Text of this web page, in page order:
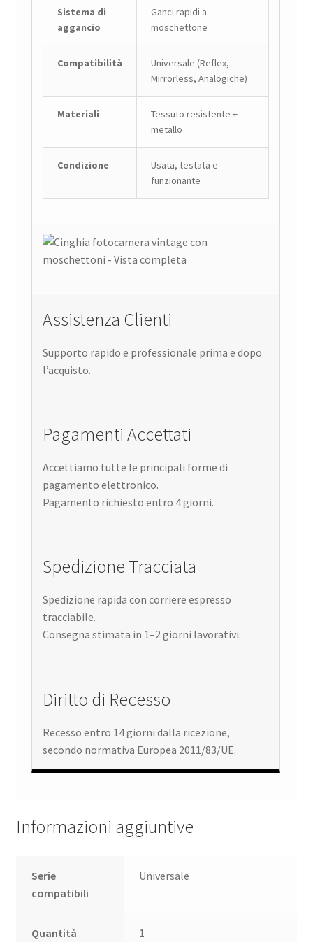
Sistema di
aggancio
Ganci rapidi a
moschettone
Compatibilità
Universale (Reflex,
Mirrorless, Analogiche)
Materiali
Tessuto resistente +
metallo
Condizione
Usata, testata e
funzionante
Assistenza Clienti
Supporto rapido e professionale prima e dopo
l’acquisto.
Pagamenti Accettati
Accettiamo tutte le principali forme di
pagamento elettronico.
Pagamento richiesto entro 4 giorni.
Spedizione Tracciata
Spedizione rapida con corriere espresso
tracciabile.
Consegna stimata in 1–2 giorni lavorativi.
Diritto di Recesso
Recesso entro 14 giorni dalla ricezione,
secondo normativa Europea 2011/83/UE.
Informazioni aggiuntive
Serie
compatibili
Universale
Quantità 1